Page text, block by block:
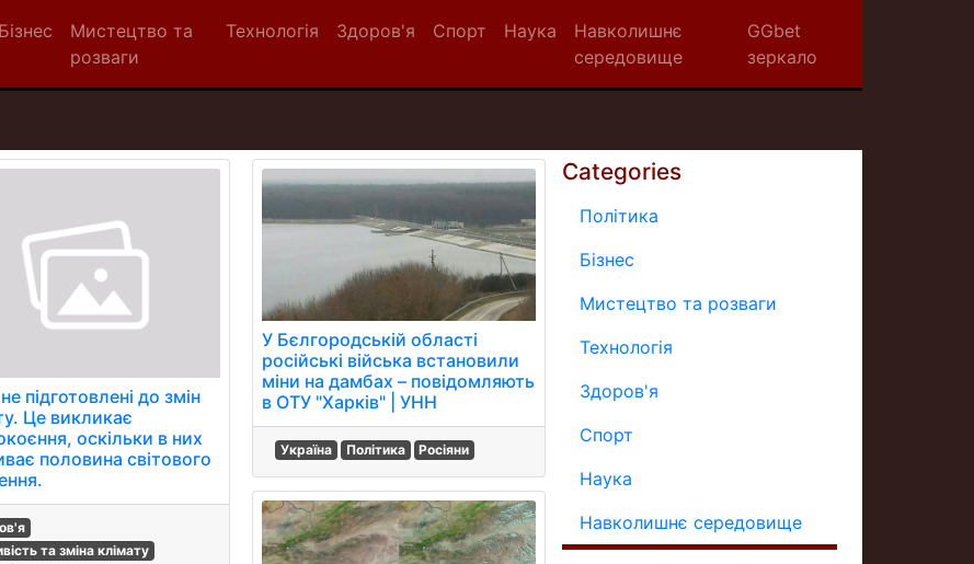
Бізнес
Мистецтво та
розваги
Технологія Здоров'я Спорт Наука
Навколишнє
середовище
GGbet
зеркало
підготовлені до змін
Це викликає
оскільки в них
половина світового
та зміна клімату
У Бєлгородській області
російські війська встановили
міни на дамбах – повідомляють
в ОТУ "Харків" | УНН
Україна Політика Росіяни
Categories
Політика
Бізнес
Мистецтво та розваги
Технологія
Здоров'я
Спорт
Наука
Навколишнє середовище